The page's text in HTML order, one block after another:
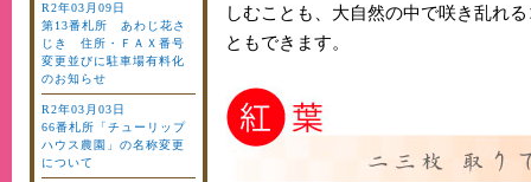
R2年03月09日
第13番札所 あわじ花さ
じき 住所・ＦＡＸ番号
変更並びに駐車場有料化
のお知らせ
R2年03月03日
66番札所「チューリップ
ハウス農園」の名称変更
について
しむことも、大自然の中で咲き乱れ
ともできます。